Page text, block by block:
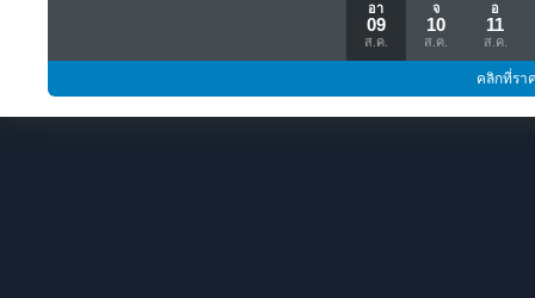
อา
09
ส.ค.
จ
10
ส.ค.
อ
11
ส.ค.
คลิกที่รา